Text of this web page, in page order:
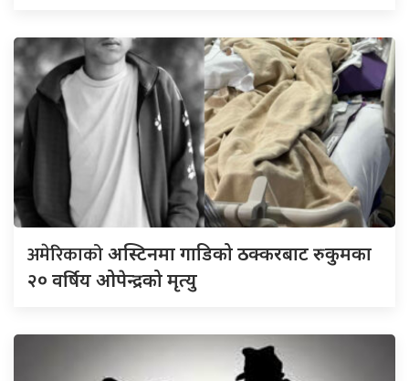
अमेरिकाकोअस्टिनमा गाडिको ठक्करबाट रुकुमका
२० वर्षिय ओपेन्द्रको मृत्यु